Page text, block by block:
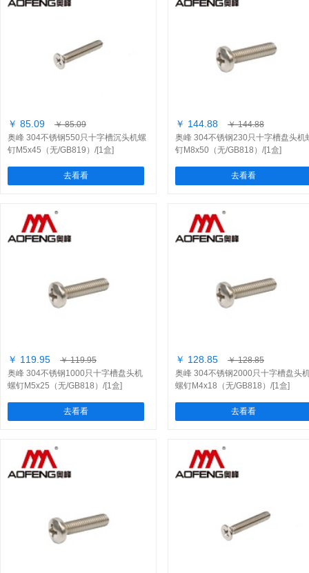
￥ 85.09
￥ 85.09
奥峰 304不锈钢550只十字槽沉头机螺
钉M5x45（无/GB819）/[1盒]
去看看
￥ 144.88
￥ 144.88
奥峰 304不锈钢230只十字槽盘头机
钉M8x50（无/GB818）/[1盒]
去看看
￥ 119.95
￥ 119.95
奥峰 304不锈钢1000只十字槽盘头机
螺钉M5x25（无/GB818）/[1盒]
去看看
￥ 128.85
￥ 128.85
奥峰 304不锈钢2000只十字槽盘头
螺钉M4x18（无/GB818）/[1盒]
去看看